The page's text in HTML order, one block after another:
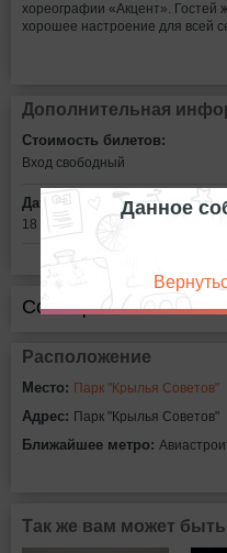
хореографии «Акцент». Гостей
хорошее настроение для всей
Дополнительная
Стоимость билетов:
Вход свободный
Дата:
18 июня в 18:00
Сообщить об ошибке
Расположение
Место: Парк "Крылья Советов"
Адрес: Парк "Крылья Советов"
Ближайшее метро:
Так же вам может
Данное